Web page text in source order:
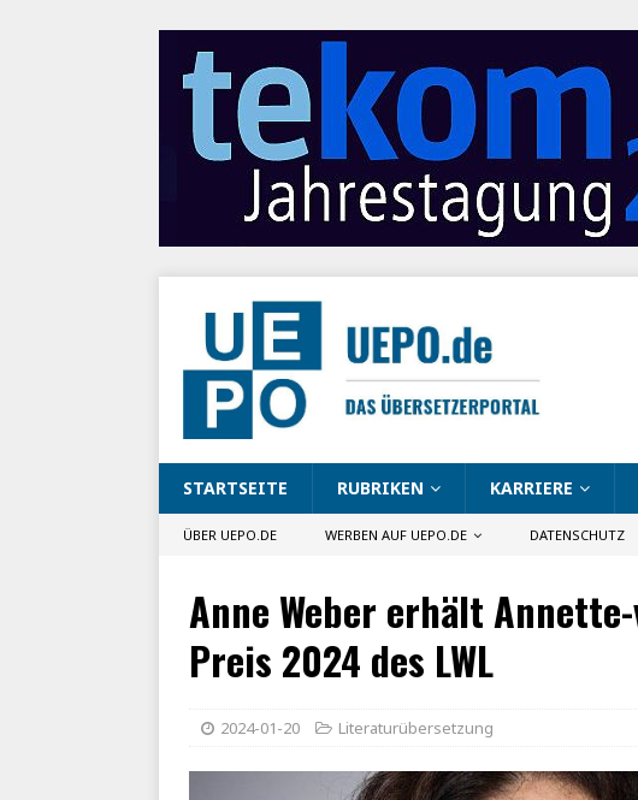
STARTSEITE RUBRIKEN KARRIERE
ÜBER UEPO.DE WERBEN AUF UEPO.DE DATENSCHUTZ
Anne Weber erhält
Preis 2024 des LWL
2024-01-20 Literaturübersetzung